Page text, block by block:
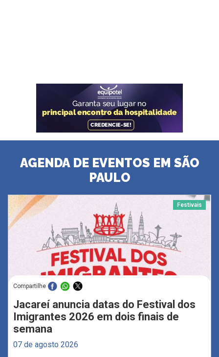
AGENDA DE EVENTOS EM SÃO
PAULO
Festivais
Compartilhe
Jacareí anuncia datas do Festival dos
Imigrantes 2026 em dois finais de
semana
07 de agosto 2026